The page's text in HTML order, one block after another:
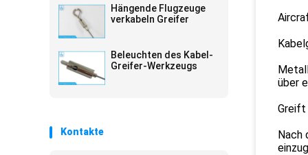
Hängende Flugzeuge
verkabeln Greifer
Beleuchten des Kabel-
Greifer-Werkzeugs
Kontakte
über
Greift
Nach